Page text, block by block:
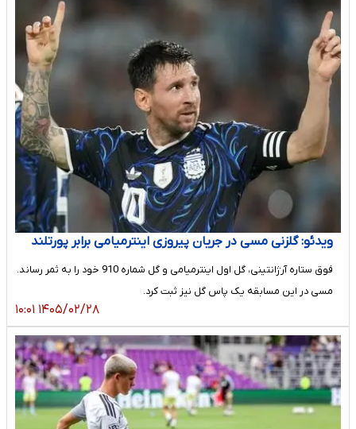
ویدئو: گلزنی مسی در جریان پیروزی اینترمیامی برابر پورتلند
فوق ستاره آرژانتینی، گل اول اینترمیامی و گل شماره 910 خود را به ثمر رساند.
مسی در این مسابقه یک پاس گل نیز ثبت کرد.
۱۴۰۵/۰۲/۲۸ ۱۰:۰۱